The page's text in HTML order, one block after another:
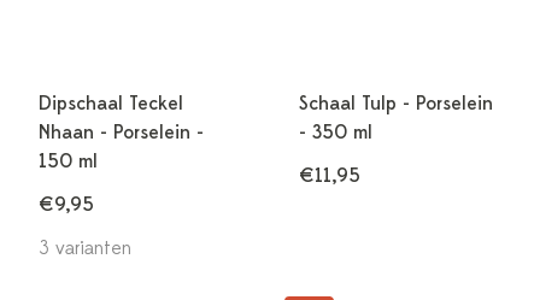
Dipschaal Teckel
Nhaan - Porselein -
150 ml
€9,95
3 varianten
Schaal Tulp - Porselein
- 350 ml
€11,95